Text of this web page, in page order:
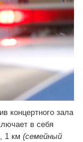
концертного зала
в себя
1 км (семейный